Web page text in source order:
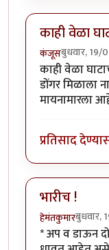
काही वेळा
कंजूसबुधवार, 19/
काही वेळा
डोंगर मिळाला
मायनामारला
प्रतिसाद
भारीच !
हेमंतकुमारबुधवार,
* अप व डाऊन